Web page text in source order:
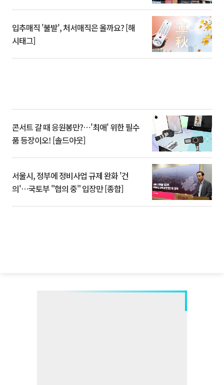
입추매직 '불발', 처서매직은 올까요? [해
시태그]
콘서트 갈 때 응원봉만?⋯'최애' 위한 필수
품 등장이오! [솔드아웃]
서울시, 정부에 정비사업 규제 완화 '건
의'⋯국토부 "협의 중" 입장만 [종합]